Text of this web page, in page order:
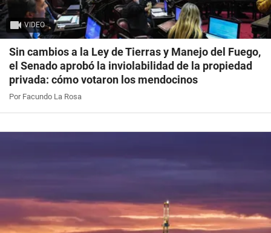
VIDEO
Sin cambios a la Ley de Tierras y Manejo del Fuego,
el Senado aprobó la inviolabilidad de la propiedad
privada: cómo votaron los mendocinos
Por Facundo La Rosa